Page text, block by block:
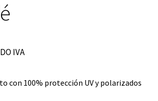
IVA
con 100% protección UV y polarizados